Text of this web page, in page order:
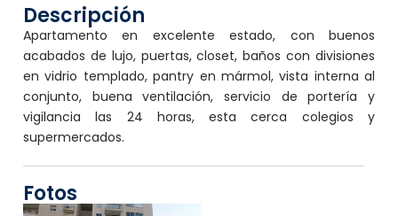
Descripción
Apartamento en excelente estado, con buenos
acabados de lujo, puertas, closet, baños con divisiones
en vidrio templado, pantry en mármol, vista interna al
conjunto, buena ventilación, servicio de portería y
vigilancia las 24 horas, esta cerca colegios y
supermercados.
Fotos